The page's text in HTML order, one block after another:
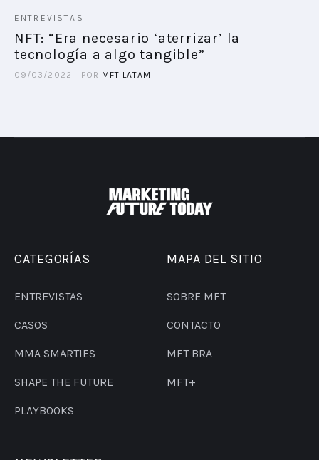
PODCAST
PLAYBOOKS
ENTREVISTAS
NFT: “Era necesario ‘aterrizar’ la
tecnología a algo tangible”
09/03/2022 POR MFT LATAM
CATEGORÍAS
ENTREVISTAS
CASOS
MMA SMARTIES
SHAPE THE FUTURE
PLAYBOOKS
MAPA DEL SITIO
SOBRE MFT
CONTACTO
MFT BRA
MFT+